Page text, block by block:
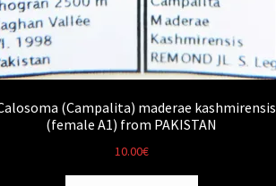
(Campalita) maderae kashmirensis
(female A1) from PAKISTAN
10.00€